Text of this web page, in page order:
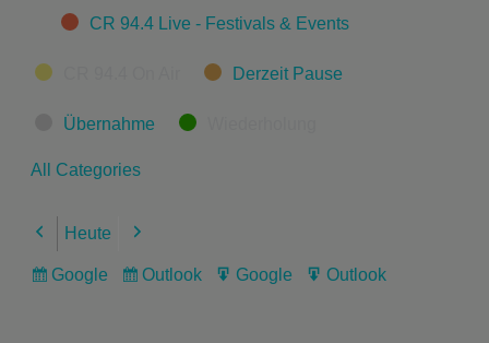
CategoriesCR 94.4 Live - Festivals & Events
Derzeit Pause
Übernahme
All Categories
Previous
Heute Next
Subscribe
Google
Subscribe
Outlook
Export
Google
Export
Outlook